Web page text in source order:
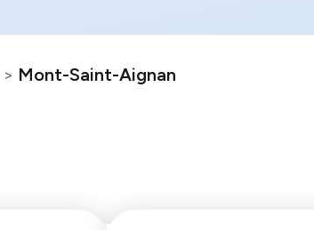
> Mont-Saint-Aignan